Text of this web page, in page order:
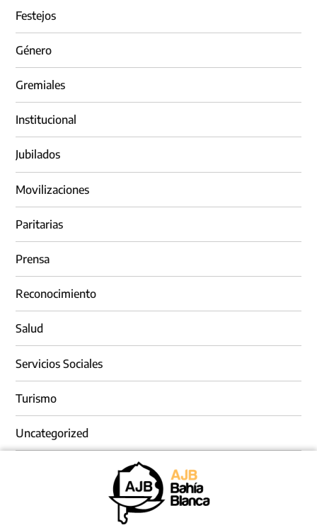
Festejos
Género
Gremiales
Institucional
Jubilados
Movilizaciones
Paritarias
Prensa
Reconocimiento
Salud
Servicios Sociales
Turismo
Uncategorized